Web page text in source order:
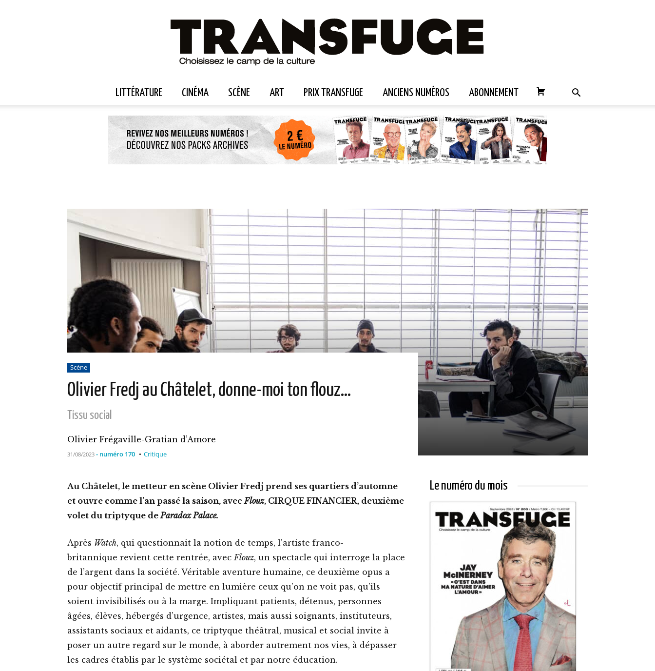
LITTÉRATURE CINÉMA SCÈNE ART PRIX TRANSFUGE ANCIENS NUMÉROS ABONNEMENT
Scène
Olivier Fredj au Châtelet, donne-moi ton flouz…
Tissu social
Olivier Frégaville-Gratian d’Amore
31/08/2023 - numéro 170 Critique
Au Châtelet, le metteur en scène Olivier Fredj prend ses quartiers d’automne
et ouvre comme l’an passé la saison, avecFlouz, CIRQUE FINANCIER, deuxième
volet du triptyque deParadox Palace.
Après Watch, qui questionnait la notion de temps, l’artiste franco-
britannique revient cette rentrée, avecFlouz, un spectacle qui interroge la place
de l’argent dans la société. Véritable aventure humaine, ce deuxième opus a
pour objectif principal de mettre en lumière ceux qu’on ne voit pas, qu’ils
soient invisibilisés ou à la marge. Impliquant patients, détenus, personnes
âgées, élèves, hébergés d’urgence, artistes, mais aussi soignants, instituteurs,
assistants sociaux et aidants, ce triptyque théâtral, musical et social invite à
poser un autre regard sur le monde, à aborder autrement nos vies, à dépasser
les cadres établis par le système sociétal et par notre éducation.
Le numéro du mois